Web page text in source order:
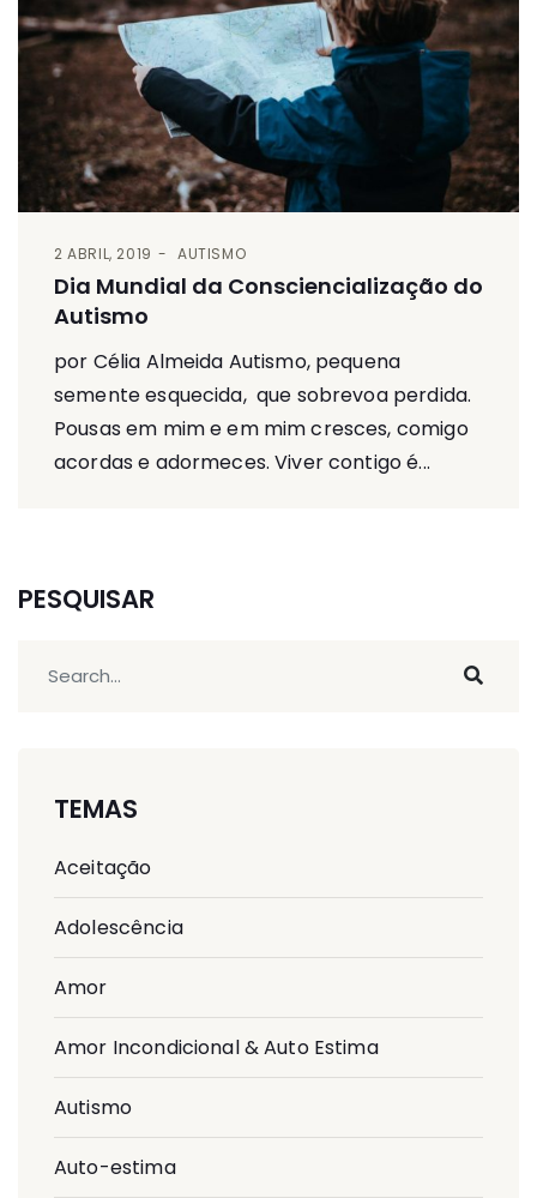
2 ABRIL, 2019 AUTISMO
Dia Mundial da Consciencialização do
Autismo
por Célia Almeida Autismo, pequena
semente esquecida, que sobrevoa perdida.
Pousas em mim e em mim cresces, comigo
acordas e adormeces. Viver contigo é...
PESQUISAR
TEMAS
Aceitação
Adolescência
Amor
Amor Incondicional & Auto Estima
Autismo
Auto-estima